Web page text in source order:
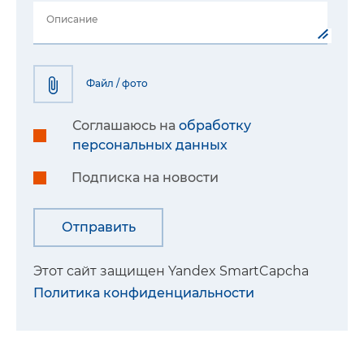
Описание
Файл / фото
Соглашаюсь на обработку
персональных данных
Подписка на новости
Этот сайт защищен Yandex SmartCapcha
Политика конфиденциальности